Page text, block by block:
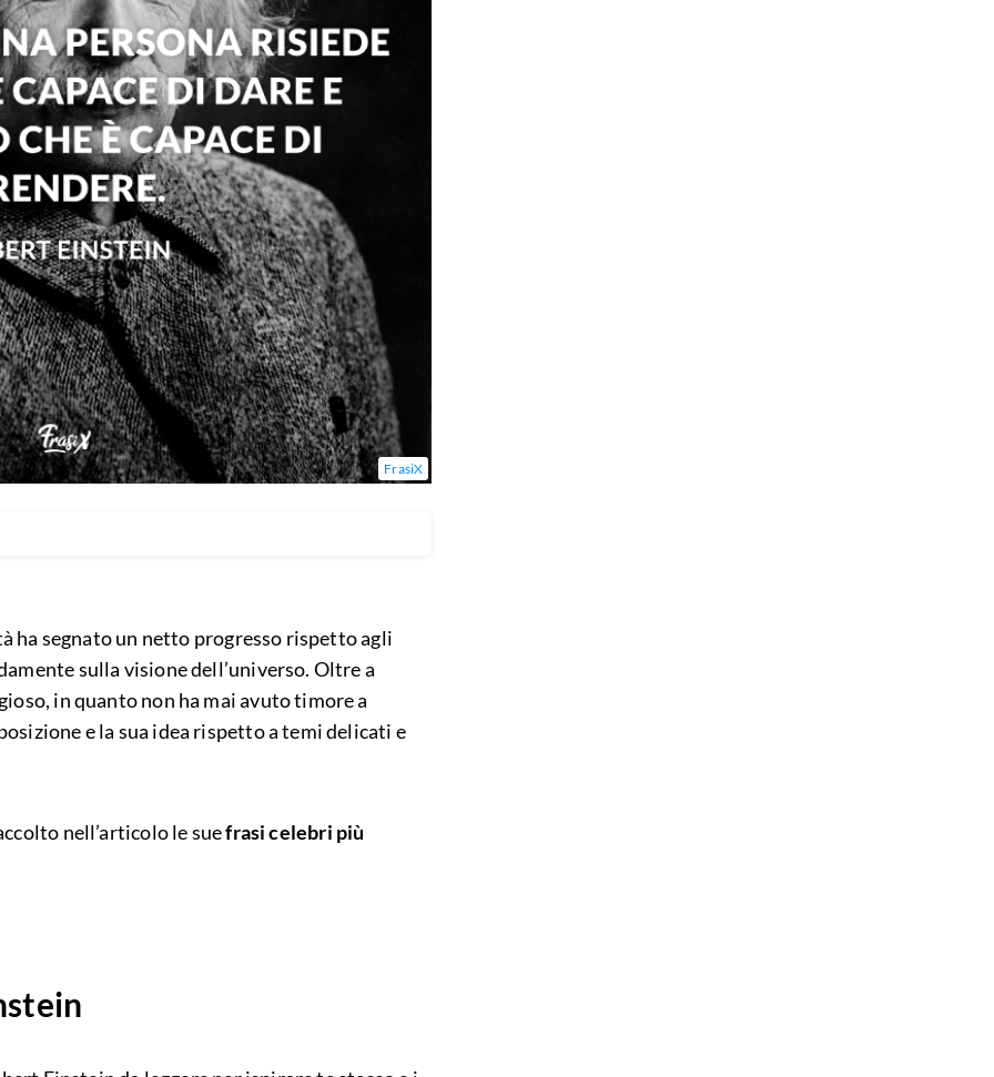
FrasiX
ha segnato un netto progresso rispetto agli
sulla visione dell’universo. Oltre a
in quanto non ha mai avuto timore a
e la sua idea rispetto a temi delicati e
nell’articolo le suefrasi celebri più